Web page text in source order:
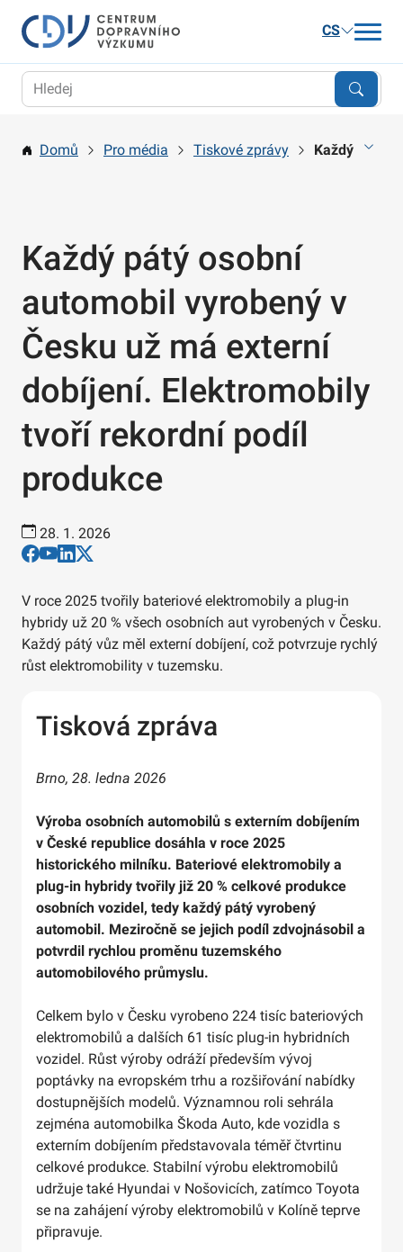
CS
Aktuality
Domů Pro média Tiskové zprávy Každý pátý
Každý pátý osobní
automobil vyrobený v
Česku už má externí
dobíjení. Elektromobily
tvoří rekordní podíl
produkce
28. 1. 2026
V roce 2025 tvořily bateriové elektromobily a plug-in
hybridy už 20 % všech osobních aut vyrobených v Česku.
Každý pátý vůz měl externí dobíjení, což potvrzuje rychlý
růst elektromobility v tuzemsku.
Tisková zpráva
Brno, 28. ledna 2026
Výroba osobních automobilů s externím dobíjením
v České republice dosáhla v roce 2025
historického milníku. Bateriové elektromobily a
plug-in hybridy tvořily již 20 % celkové produkce
osobních vozidel, tedy každý pátý vyrobený
automobil. Meziročně se jejich podíl zdvojnásobil a
potvrdil rychlou proměnu tuzemského
automobilového průmyslu.
Celkem bylo v Česku vyrobeno 224 tisíc bateriových
elektromobilů a dalších 61 tisíc plug-in hybridních
vozidel. Růst výroby odráží především vývoj
poptávky na evropském trhu a rozšiřování nabídky
dostupnějších modelů. Významnou roli sehrála
zejména automobilka Škoda Auto, kde vozidla s
externím dobíjením představovala téměř čtvrtinu
celkové produkce. Stabilní výrobu elektromobilů
udržuje také Hyundai v Nošovicích, zatímco Toyota
se na zahájení výroby elektromobilů v Kolíně teprve
připravuje.